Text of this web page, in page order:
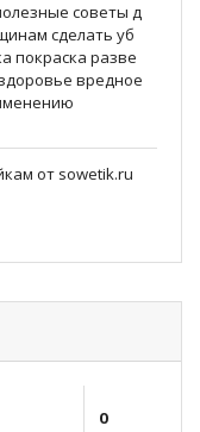
coветы д
сделать уб
покраска разве
вредное
от sowetik.ru
0